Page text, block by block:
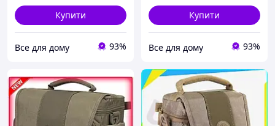
Купити
Все для дому 93%
Купити
Все для дому 93%